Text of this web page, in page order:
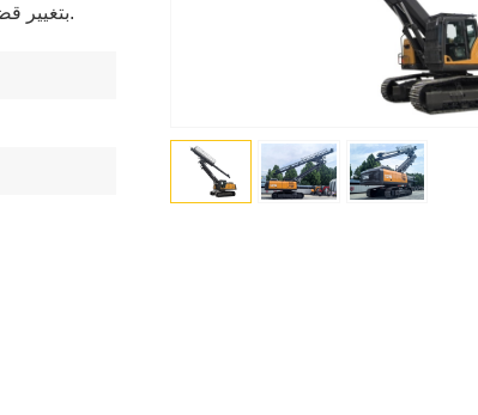
بتغيير قضبان الحفر بسرعة، مع عمق حفرة واحدة يصل إلى 10.8 متر.